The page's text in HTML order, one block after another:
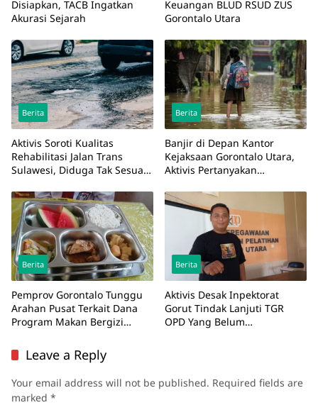
Disiapkan, TACB Ingatkan
Akurasi Sejarah
Keuangan BLUD RSUD ZUS
Gorontalo Utara
Berita
Aktivis Soroti Kualitas
Rehabilitasi Jalan Trans
Sulawesi, Diduga Tak Sesuai
Berita
Banjir di Depan Kantor
Kejaksaan Gorontalo Utara,
Aktivis Pertanyakan
Berita
Pemprov Gorontalo Tunggu
Arahan Pusat Terkait Dana
Program Makan Bergizi
Berita
Aktivis Desak Inpektorat
Gorut Tindak Lanjuti TGR
OPD Yang Belum
Leave a Reply
Your email address will not be published. Required fields are
marked *